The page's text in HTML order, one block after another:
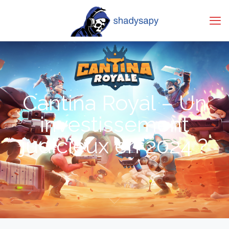
Cantina Royal – Un
investissement
judicieux en 2024 ?